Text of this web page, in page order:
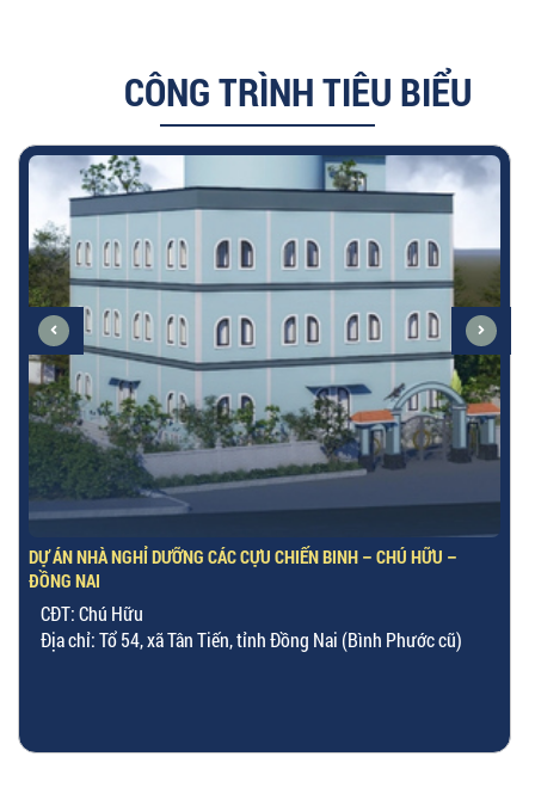
CÔNG TRÌNH TIÊU BIỂU
DỰ ÁN NHÀ Ở KẾT HỢP VĂN PHÒNG – CHỊ TÂM – P. PHÚ ĐỊNH,
HCM
CĐT: Chị Tâm
Địa chỉ: 63 Lương Ngọc Quyến, P.13, Q.8